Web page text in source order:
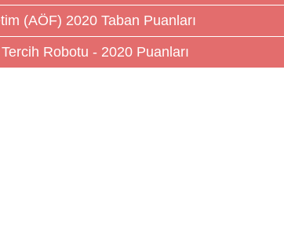
(AÖF) 2020 Taban Puanları
Robotu - 2020 Puanları